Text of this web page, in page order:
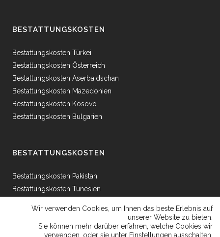
BESTATTUNGSKOSTEN
Bestattungskosten Türkei
Bestattungskosten Österreich
Bestattungskosten Aserbaidschan
Bestattungskosten Mazedonien
Bestattungskosten Kosovo
Bestattungskosten Bulgarien
BESTATTUNGSKOSTEN
Bestattungskosten Pakistan
Bestattungskosten Tunesien
Bestattungskosten Griechenland
Bestattungskosten Bosnien
Wir verwenden Cookies, um Ihnen das beste Erlebnis auf
unserer Website zu bieten.
Sie können mehr darüber erfahren, welche Cookies wir
verwenden, oder sie unter Einstellungen ausschalten.